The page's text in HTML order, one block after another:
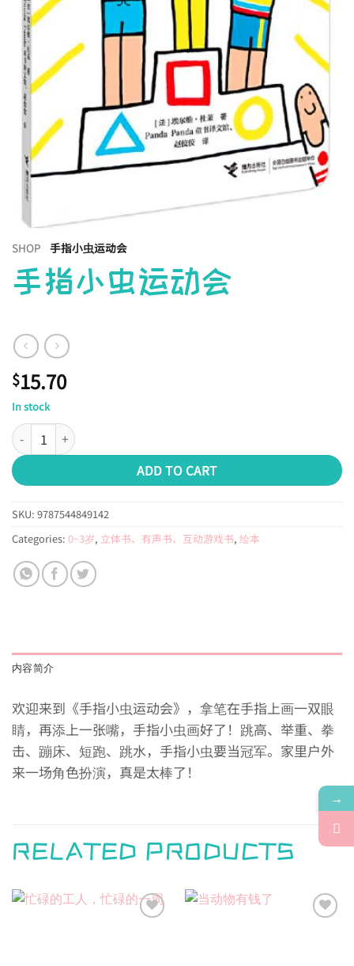
SHOP 手指小虫运动会
手指小虫运动会
$15.70
In stock
手指小虫运动会 quantity
ADD TO CART
SKU: 9787544849142
Categories: 0~3岁, 立体书、有声书、互动游戏书, 绘本
内容简介
欢迎来到《手指小虫运动会》，拿笔在手指上画一双眼
睛，再添上一张嘴，手指小虫画好了！跳高、举重、拳
击、蹦床、短跑、跳水，手指小虫要当冠军。家里户外
来一场角色扮演，真是太棒了！
RELATED PRODUCTS
→